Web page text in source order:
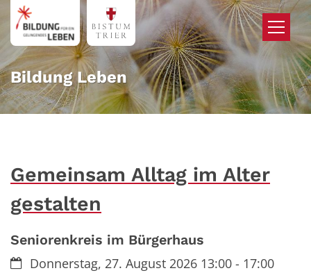
Zum Inhalt springen
Bildung Leben
Gemeinsam Alltag im Alter
gestalten
Seniorenkreis im Bürgerhaus
Datum:Donnerstag, 27. August 2026 13:00 - 17:00